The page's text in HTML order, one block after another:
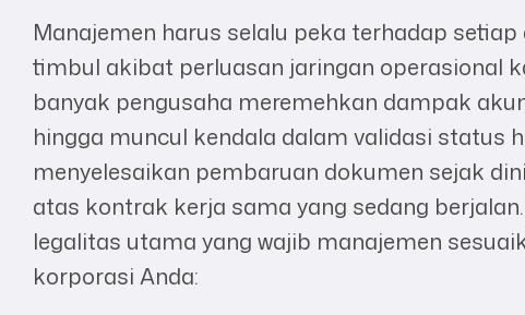
Manajemen harus selalu peka terhadap
timbul akibat perluasan jaringan operasional
banyak pengusaha meremehkan dampak
hingga muncul kendala dalam validasi status
menyelesaikan pembaruan dokumen sejak
atas kontrak kerja sama yang sedang
legalitas utama yang wajib manajemen
korporasi Anda: